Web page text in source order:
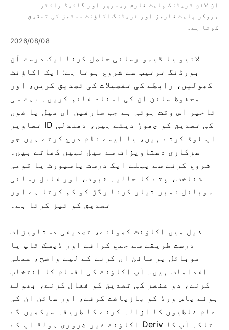
آن لائن ٹریڈنگ پلیٹ فارم ریسرچر اور گائیڈ رائٹر
بروکر پلیٹ فارمز اور ٹریڈنگ اکاؤنٹ سسٹمز کی تحقیق
کرتا ہے۔
2026/08/08
لائیو یا ڈیمو رسائی حاصل کرنا ایک درست آن
بورڈنگ ترتیب سے شروع ہوتا ہے: ایک اکاؤنٹ
کھولیں، رابطے کی تفصیلات کی تصدیق کریں، اور
محفوظ سائن ان کی اسناد قائم کریں۔ بہت سی
تاخیر اس وقت ہوتی ہے جب صارفین ای میل یا فون
کی تصدیق کو چھوڑ دیتے ہیں، دھندلی ID تصاویر
اپ لوڈ کرتے ہیں، یا ایسے نام درج کرتے ہیں جو
سرکاری دستاویزات سے میل نہیں کھاتے ہیں۔
شروع کرنے سے پہلے ایک درست پاسپورٹ یا قومی
شناخت، پتے کا حالیہ ثبوت، اور قابل رسائی
موبائل نمبر تیار کرنا رگڑ کو کم کرتا ہے اور
تصدیق کو تیز کرتا ہے۔
ذیل میں اکاؤنٹ کھولنے، تصدیقی دستاویزات
درست طریقے سے جمع کرانے اور ڈیسک ٹاپ یا
موبائل پر سائن ان کرنے کے لیے واضح، عملی
اقدامات ہیں۔ آپ اکاؤنٹ کی اقسام کا انتخاب
کرنے، دو عنصر کی تصدیق کو فعال کرنے، بھولے
ہوئے پاس ورڈ کو بازیافت کرنے، اور سائن ان کی
عام غلطیوں کا ازالہ کرنے کا طریقہ سیکھیں گے
تاکہ آپ کا Deriv اکاؤنٹ غیر ضروری ہولڈ اپ کے